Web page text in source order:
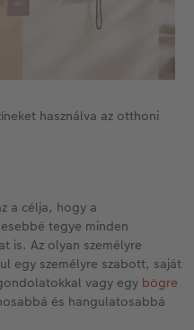
használva az otthoni
a célja, hogy a
tegye minden
is. Az olyan személyre
egy személyre szabott, saját
vagy egy bögre
és hangulatosabbá